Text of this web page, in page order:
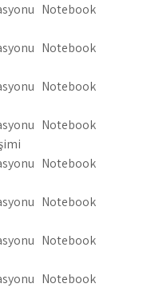
Notebook
Notebook
Notebook
Notebook
Notebook
Notebook
Notebook
Notebook